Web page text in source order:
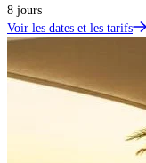
8 jours
Voir les dates et les tarifs